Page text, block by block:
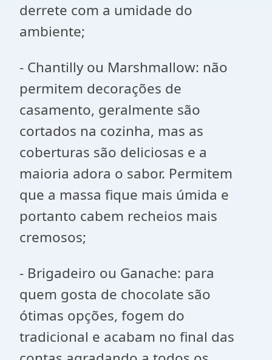
derrete com a umidade do
ambiente;
- Chantilly ou Marshmallow: não
permitem decorações de
casamento, geralmente são
cortados na cozinha, mas as
coberturas são deliciosas e a
maioria adora o sabor. Permitem
que a massa fique mais úmida e
portanto cabem recheios mais
cremosos;
- Brigadeiro ou Ganache: para
quem gosta de chocolate são
ótimas opções, fogem do
tradicional e acabam no final das